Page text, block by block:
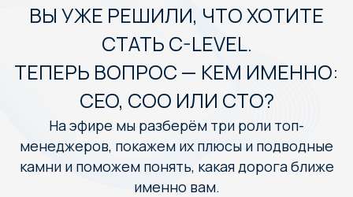
ВЫ УЖЕ РЕШИЛИ, ЧТО ХОТИТЕ
СТАТЬ C-LEVEL.
ТЕПЕРЬ ВОПРОС — КЕМ ИМЕННО:
CEO, COO ИЛИ CTO?
На эфире мы разберём три роли топ-
менеджеров, покажем их плюсы и подводные
камни и поможем понять, какая дорога ближе
именно вам.